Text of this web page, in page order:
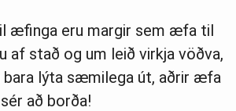
æfinga eru margir sem æfa til
af stað og um leið virkja vöðva,
bara lýta sæmilega út, aðrir æfa
að borða!